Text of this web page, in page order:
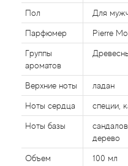
Пол Для
Парфюмер Pierre
Группы
ароматов
Верхние ноты ладан
Ноты сердца специи,
Ноты базы
дерево
Объем 100 мл
Agent Provocateur
Agonist
Aigner
Aj Arabia (Widian)
Ajmal
Al Haramain